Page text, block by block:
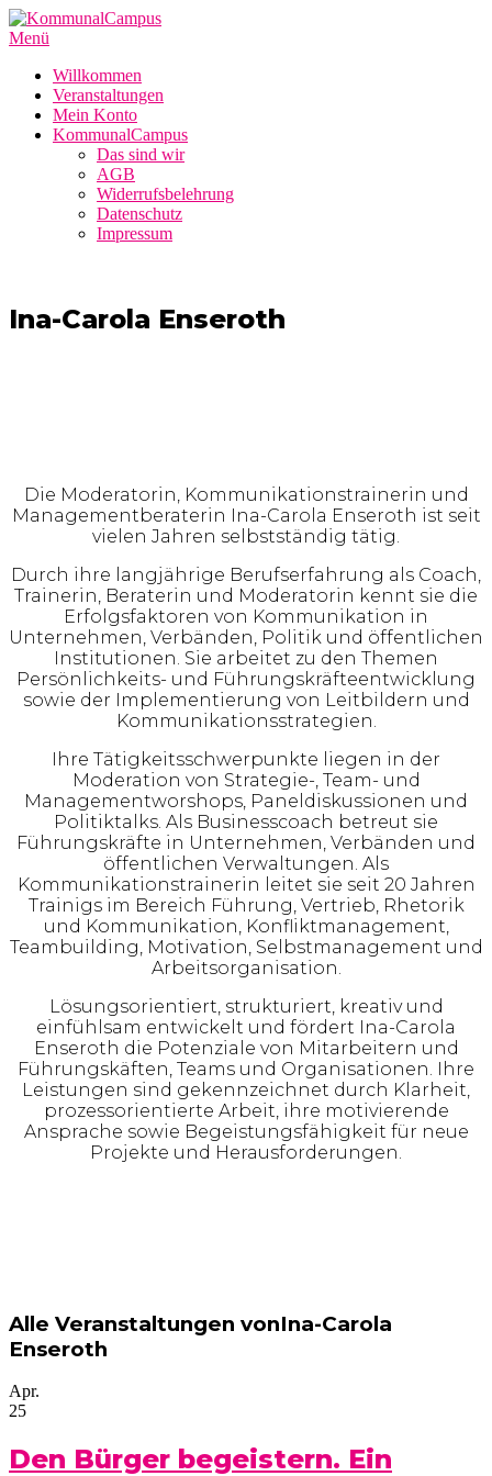
Zum
Inhalt
Menü
Willkommen
Veranstaltungen
Mein Konto
KommunalCampus
Das sind wir
AGB
Widerrufsbelehrung
Datenschutz
Impressum
Ina-Carola Enseroth
Die Moderatorin, Kommunikationstrainerin und
Managementberaterin Ina-Carola Enseroth ist seit
vielen Jahren selbstständig tätig.
Durch ihre langjährige Berufserfahrung als Coach,
Trainerin, Beraterin und Moderatorin kennt sie die
Erfolgsfaktoren von Kommunikation in
Unternehmen, Verbänden, Politik und öffentlichen
Institutionen. Sie arbeitet zu den Themen
Persönlichkeits- und Führungskräfteentwicklung
sowie der Implementierung von Leitbildern und
Kommunikationsstrategien.
Ihre Tätigkeitsschwerpunkte liegen in der
Moderation von Strategie-, Team- und
Managementworshops, Paneldiskussionen und
Politiktalks. Als Businesscoach betreut sie
Führungskräfte in Unternehmen, Verbänden und
öffentlichen Verwaltungen. Als
Kommunikationstrainerin leitet sie seit 20 Jahren
Trainigs im Bereich Führung, Vertrieb, Rhetorik
und Kommunikation, Konfliktmanagement,
Teambuilding, Motivation, Selbstmanagement und
Arbeitsorganisation.
Lösungsorientiert, strukturiert, kreativ und
einfühlsam entwickelt und fördert Ina-Carola
Enseroth die Potenziale von Mitarbeitern und
Führungskäften, Teams und Organisationen. Ihre
Leistungen sind gekennzeichnet durch Klarheit,
prozessorientierte Arbeit, ihre motivierende
Ansprache sowie Begeistungsfähigkeit für neue
Projekte und Herausforderungen.
Alle Veranstaltungen vonIna-Carola
Enseroth
Apr.
25
Den Bürger begeistern. Ein